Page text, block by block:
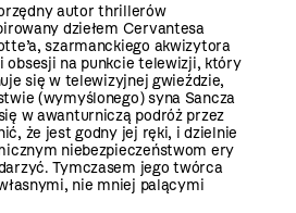
autor thrillerów
dziełem Cervantesa
szarmanckiego akwizytora
obsesji na punkcie telewizji, który
się w telewizyjnej gwieździe,
(wymyślonego) syna Sancza
w awanturniczą podróż przez
że jest godny jej ręki, i dzielnie
niebezpieczeństwom ery
Tymczasem jego twórca
nie mniej palącymi